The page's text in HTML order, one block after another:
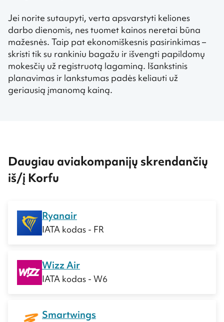
Jei norite sutaupyti, verta apsvarstyti keliones
darbo dienomis, nes tuomet kainos neretai būna
mažesnės. Taip pat ekonomiškesnis pasirinkimas –
skristi tik su rankiniu bagažu ir išvengti papildomų
mokesčių už registruotą lagaminą. Išankstinis
planavimas ir lankstumas padės keliauti už
geriausią įmanomą kainą.
Daugiau aviakompanijų skrendančių
iš/į Korfu
Ryanair
IATA kodas - FR
Wizz Air
IATA kodas - W6
Smartwings